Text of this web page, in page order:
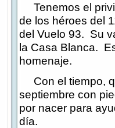
Tenemos el
de los héroes del
del Vuelo 93. Su
la Casa Blanca.
homenaje.
Con el tiempo,
septiembre con
por nacer para
día.